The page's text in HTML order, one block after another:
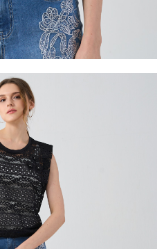
依據個別帳號之用戶狀況，依本公司即
度不足之情形，本公司將視審查結果
資訊註冊。若發現惡意使用之情形，